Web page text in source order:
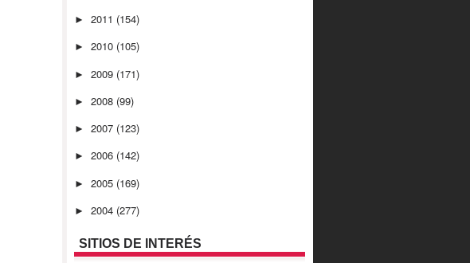
► 2011 (154)
► 2010 (105)
► 2009 (171)
► 2008 (99)
► 2007 (123)
► 2006 (142)
► 2005 (169)
► 2004 (277)
SITIOS DE INTERÉS